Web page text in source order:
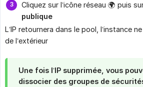
Cliquez sur l’icône réseau 🌍 puis
publique
L’IP retournera dans le pool, l’instance
de l’extérieur
Une fois l’IP supprimée, vous
dissocier des groupes de